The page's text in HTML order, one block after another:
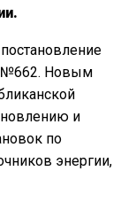
№662. Новым
и
по
энергии,